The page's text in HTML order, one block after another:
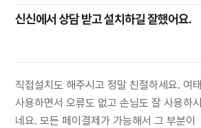
신신에서 상담 받고 설치하길 잘했어요.
직접설치도 해주시고 정말 친절하세요. 여태
사용하면서 오류도 없고 손님도 잘 사용하시
네요. 모든 페이결제가 가능해서 그 부분이